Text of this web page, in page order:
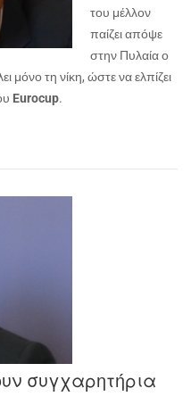
του μέλλον
παίζει απόψε
στην Πυλαία ο
μόνο τη νίκη, ώστε να ελπίζει
Eurocup.
συγχαρητήρια